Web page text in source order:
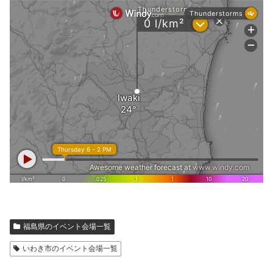
福島県のイベント会場一覧
いわき市のイベント会場一覧